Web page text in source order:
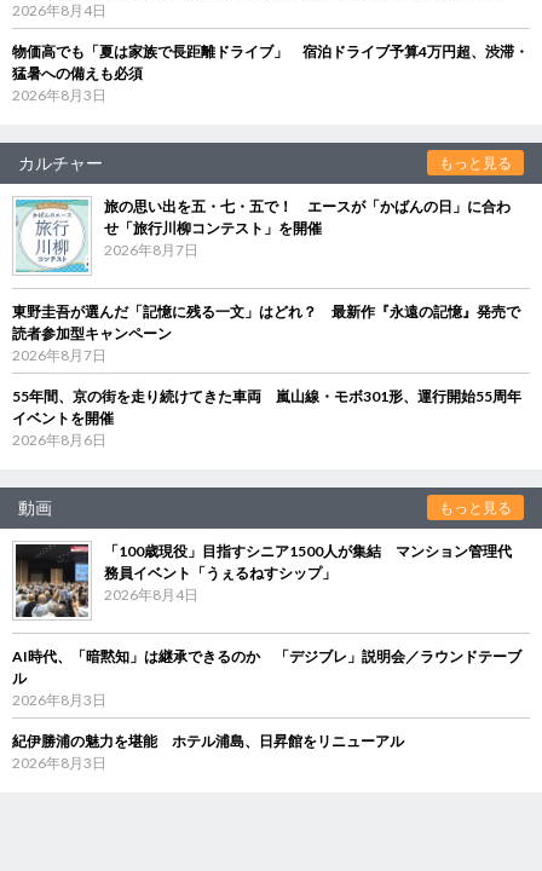
2026年8月4日
物価高でも「夏は家族で長距離ドライブ」 宿泊ドライブ予算4万円超、渋滞・
猛暑への備えも必須
2026年8月3日
カルチャー もっと見る
旅の思い出を五・七・五で！ エースが「かばんの日」に合わ
せ「旅行川柳コンテスト」を開催
2026年8月7日
東野圭吾が選んだ「記憶に残る一文」はどれ？ 最新作『永遠の記憶』発売で
読者参加型キャンペーン
2026年8月7日
55年間、京の街を走り続けてきた車両 嵐山線・モボ301形、運行開始55周年
イベントを開催
2026年8月6日
動画 もっと見る
「100歳現役」目指すシニア1500人が集結 マンション管理代
務員イベント「うぇるねすシップ」
2026年8月4日
AI時代、「暗黙知」は継承できるのか 「デジブレ」説明会／ラウンドテーブ
ル
2026年8月3日
紀伊勝浦の魅力を堪能 ホテル浦島、日昇館をリニューアル
2026年8月3日